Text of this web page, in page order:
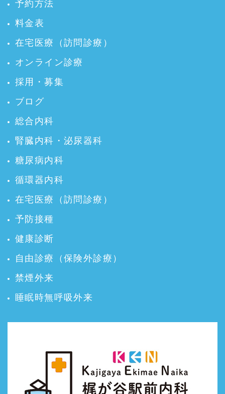
予約方法
料金表
在宅医療（訪問診療）
オンライン診療
採用・募集
ブログ
総合内科
腎臓内科・泌尿器科
糖尿病内科
循環器内科
在宅医療（訪問診療）
予防接種
健康診断
自由診療（保険外診療）
禁煙外来
睡眠時無呼吸外来